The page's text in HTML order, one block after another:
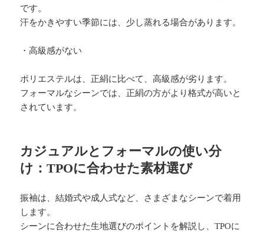
です。
汗をかきやすい季節には、少し蒸れる場合があります。
・高級感がない
ポリエステルは、正絹に比べて、高級感が劣ります。
フォーマルなシーンでは、正絹の方がより格式が高いと
されています。
カジュアルとフォーマルの使い分
け：TPOに合わせた素材選び
振袖は、結婚式や成人式など、さまざまなシーンで着用
します。
シーンに合わせた生地選びのポイントを解説し、TPOに